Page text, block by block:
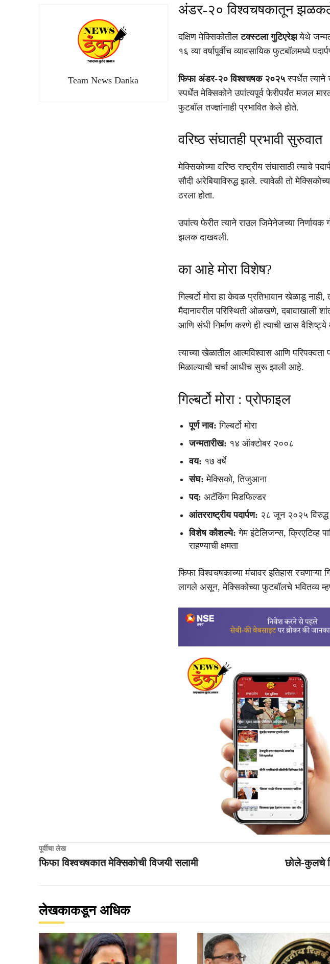
Team News Danka
अंडर-२० विश्वचषकातून
दक्षिण मेक्सिकोतीलटक्स्टला गुटिएरेझयेथे
१६ व्या वर्षापूर्वीच व्यावसायिक फुटबॉलमध्ये
फिफा अंडर-२० विश्वचषक २०२५स्पर्धेत त्याने
स्पर्धेत मेक्सिकोने उपांत्यपूर्व फेरीपर्यंत मजल
फुटबॉल तज्ज्ञांनाही प्रभावित केले होते.
वरिष्ठ संघातही प्रभावी सुरुवात
मेक्सिकोच्या वरिष्ठ राष्ट्रीय संघासाठी त्याचे
सौदी अरेबियाविरुद्ध झाले. त्यावेळी तो
ठरला होता.
उपांत्य फेरीत त्याने राउल जिमेनेजच्या निर्णायक
झलक दाखवली.
का आहे मोरा विशेष?
गिल्बर्टो मोरा हा केवळ प्रतिभावान खेळाडू
मैदानावरील परिस्थिती ओळखणे, दबावाखाली
आणि संधी निर्माण करणे ही त्याची खास वैशिष्ट्ये
त्याच्या खेळातील आत्मविश्वास आणि परिपक्वता
मिळाल्याची चर्चा आधीच सुरू झाली आहे.
गिल्बर्टो मोरा : प्रोफाइल
पूर्ण नाव: गिल्बर्टो मोरा
जन्मतारीख: १४ ऑक्टोबर २००८
वय: १७ वर्षे
संघ: मेक्सिको, तिजुआना
पद: अटॅकिंग मिडफिल्डर
आंतरराष्ट्रीय पदार्पण: २८ जून २०२५ विरुद्ध
विशेष कौशल्ये: गेम इंटेलिजन्स, क्रिएटिव्ह
राहण्याची क्षमता
फिफा विश्वचषकाच्या मंचावर इतिहास
लागले असून, मेक्सिकोच्या फुटबॉलचे भवितव्य
पूर्वीचा लेख
फिफा विश्वचषकात मेक्सिकोची विजयी सलामी
छोले-कुलचे
लेखकाकडून अधिक